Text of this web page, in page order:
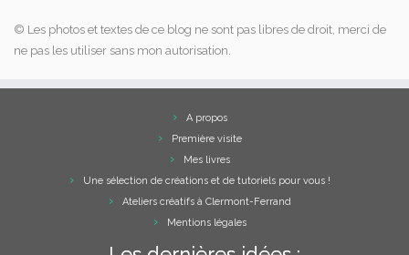
© Les photos et textes de ce blog ne sont pas libres de droit, merci de
ne pas les utiliser sans mon autorisation.
A propos
Première visite
Mes livres
Une sélection de créations et de tutoriels pour vous !
Ateliers créatifs à Clermont-Ferrand
Mentions légales